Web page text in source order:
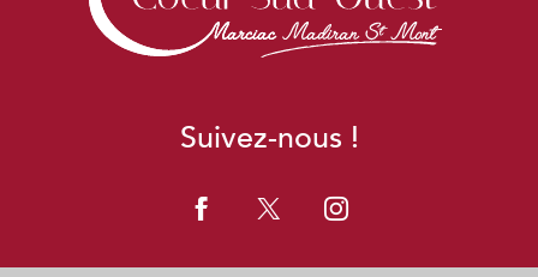
Suivez-nous !